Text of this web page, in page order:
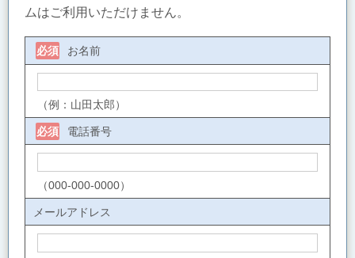
ムはご利用いただけません。
お名前
必須
（例：山田太郎）
電話番号
必須
（000-000-0000）
メールアドレス